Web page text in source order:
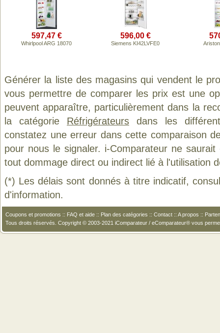
597,47 €
Whirlpool ARG 18070
596,00 €
Siemens KI42LVFE0
Générer la liste des magasins qui vendent le
vous permettre de comparer les prix est une
peuvent apparaître, particulièrement dans la
la catégorie Réfrigérateurs dans les
constatez une erreur dans cette comparaison
pour nous le signaler. i-Comparateur ne
tout dommage direct ou indirect lié à l'utilisation
(*) Les délais sont donnés à titre indicatif,
d'information.
Coupons et promotions :: FAQ et aide :: Plan des catégories :: Contact :: A propos ::
Tous droits réservés. Copyright © 2003-2021 iComparateur / eComparateur® vous